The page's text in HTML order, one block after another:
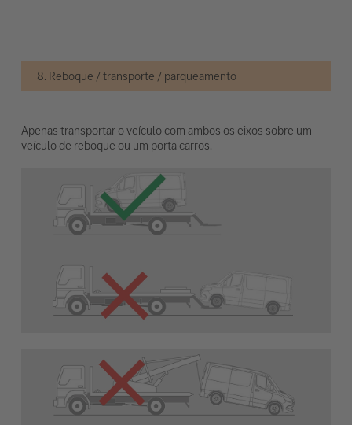
8. Reboque / transporte / parqueamento
Apenas transportar o veículo com ambos os eixos sobre um
veículo de reboque ou um porta carros.